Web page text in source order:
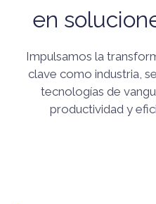
en
Impulsamos la
clave como industria,
tecnologías de
productividad y